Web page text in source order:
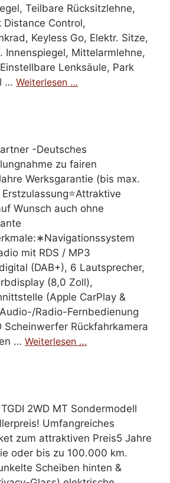
Teilbare Rücksitzlehne,
Distance Control,
Keyless Go, Elektr. Sitze,
Innenspiegel, Mittelarmlehne,
Lenksäule, Park
… Weiterlesen …
-Deutsches
zu fairen
Werksgarantie (bis max.
Wunsch auch ohne
mit RDS / MP3
(DAB+), 6 Lautsprecher,
(8,0 Zoll),
(Apple CarPlay &
Radio-Fernbedienung
Scheinwerfer Rückfahrkamera
… Weiterlesen …
2WD MT Sondermodell
Umfangreiches
zum attraktiven Preis5 Jahre
oder bis zu 100.000 km.
Scheiben hinten &